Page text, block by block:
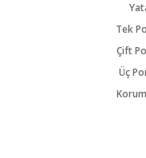
Tek
Çift
Üç